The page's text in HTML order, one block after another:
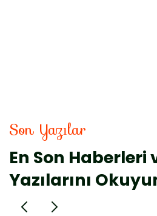
Son Yazılar
En Son Haberleri
Yazılarını